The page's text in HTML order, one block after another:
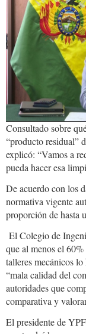
Consultado sobre
“producto residual”
explicó: “Vamos a
pueda hacer esa
De acuerdo con los
normativa vigente
proporción de hasta
El Colegio de
que al menos el
talleres mecánicos
“mala calidad del
autoridades que
comparativa y
El presidente de